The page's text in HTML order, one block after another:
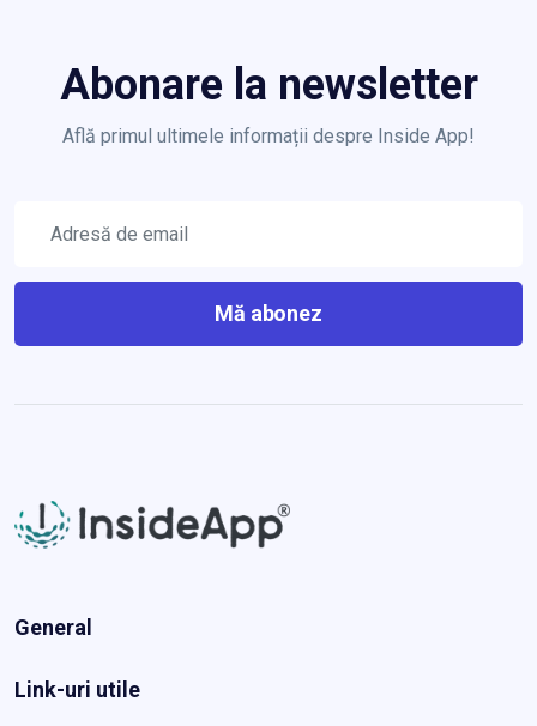
Abonare la newsletter
Află primul ultimele informații despre Inside App!
Mă abonez
General
Link-uri utile